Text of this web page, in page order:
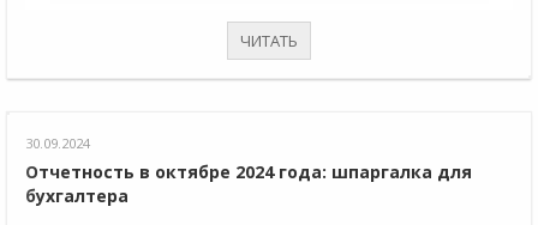
ЧИТАТЬ
30.09.2024
Отчетность в октябре 2024 года: шпаргалка для
бухгалтера